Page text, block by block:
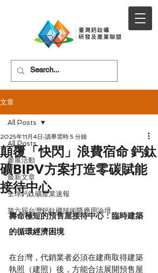
文章
All Posts
參展活動
最新文章
全球鈣鈦礦產業速報
第六屆台灣鈣鈦礦技術暨應用論壇
All Posts
顛覆「快閃」浪費宿命 鈣鈦
礦BIPV方案打造零碳賦能
接待中心
2025年11月4日 讀畢需時 5 分鐘
壽命極短的預售屋接待中心：臨時建築
的循環經濟困境
在台灣，代銷業者必須在建商取得建築
執照（建照）後，方能合法展開預售屋